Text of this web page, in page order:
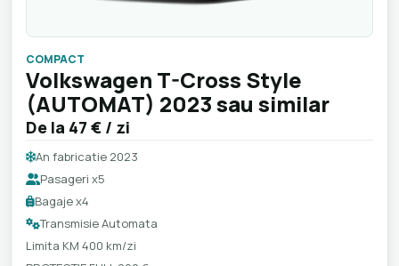
COMPACT
Volkswagen T-Cross Style
(AUTOMAT) 2023 sau similar
De la 47 € / zi
An fabricatie 2023
Pasageri x5
Bagaje x4
Transmisie Automata
Limita KM 400 km/zi